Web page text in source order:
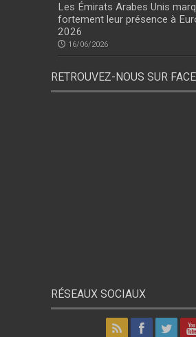
Les Émirats Arabes Unis
fortement leur présence à
2026
16/06/2026
RETROUVEZ-NOUS SUR
RÉSEAUX SOCIAUX